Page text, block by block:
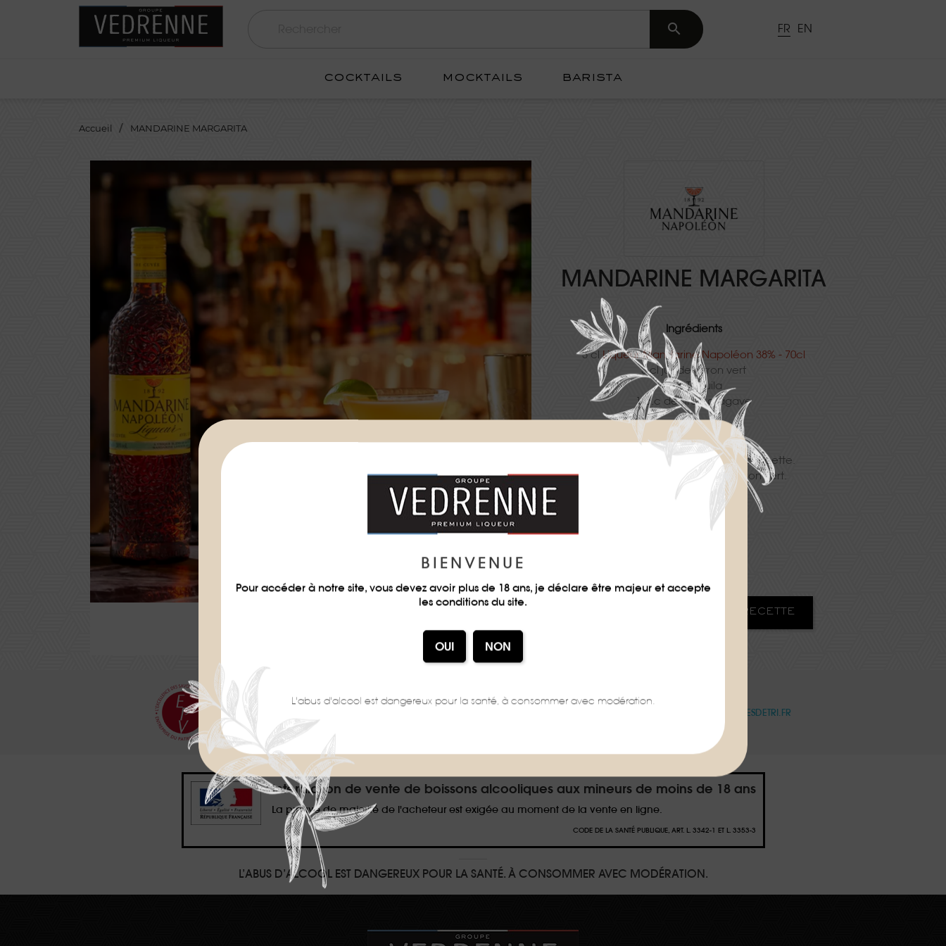
 FR EN
cocktails mocktails barista
Accueil MANDARINE MARGARITA
MANDARINE MARGARITA
Ingrédients
3 clLiqueur Mandarine Napoléon 38% - 70cl
3 cl jus de citron vert
3 cl Tequila
1 c.c de sirop d’agave
Préparation
Shaker et filtrer dans un verre coupette.
Décorer d’un quartier de citron vert.
Difficulté
TÉLÉCHARGER LA FICHE RECETTE
WWW.CONSIGNESDETRI.FR
Interdiction de vente de boissons alcooliques aux mineurs de moins de 18 ans
La preuve de majorité de l'acheteur est exigée au moment de la vente en ligne.
CODE DE LA SANTÉ PUBLIQUE, ART. L. 3342-1 ET L. 3353-3
L’ABUS D’ALCOOL EST DANGEREUX POUR LA SANTÉ. À CONSOMMER AVEC MODÉRATION.
BIENVENUE
Pour accéder à notre site, vous devez avoir plus de 18 ans, je déclare être majeur et accepte
les conditions du site.
L'abus d'alcool est dangereux pour la santé, à consommer avec modération.